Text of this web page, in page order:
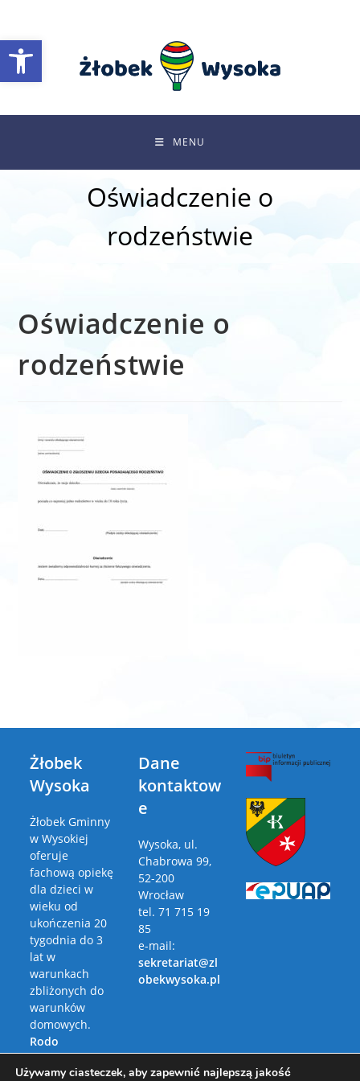
Otwórz pasek narzędzi
content
MENU
Oświadczenie o
rodzeństwie
Oświadczenie o
rodzeństwie
Żłobek
Wysoka
Żłobek Gminny
w Wysokiej
oferuje
fachową opiekę
dla dzieci w
wieku od
ukończenia 20
tygodnia do 3
lat w
warunkach
zbliżonych do
warunków
domowych.
Rodo
Polityka
Prywatności
Dane
kontaktow
e
Wysoka, ul.
Chabrowa 99,
52-200
Wrocław
tel. 71 715 19
85
e-mail:
sekretariat@zl
obekwysoka.pl
Używamy ciasteczek, aby zapewnić najlepszą jakość